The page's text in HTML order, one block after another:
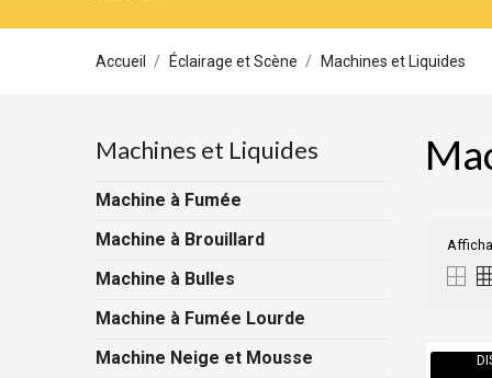
Accueil Éclairage et Scène Machines et Liquides
Machines et Liquides
Machine à Fumée
Machine à Brouillard
Machine à Bulles
Machine à Fumée Lourde
Machine Neige et Mousse